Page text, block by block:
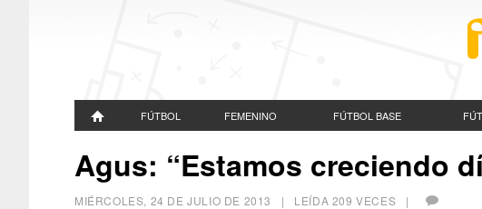
FÚTBOL FEMENINO FÚTBOL BASE
Agus: “Estamos creciendo
MIÉRCOLES, 24 DE JULIO DE 2013 | LEÍDA 209 VECES |